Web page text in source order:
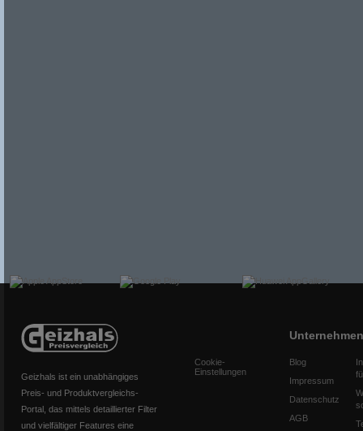
Geizhals ist ein unabhängiges
Preis- und Produktvergleichs-
Portal, das mittels detaillierter Filter
und vielfältiger Features eine
Cookie-
Einstellungen
Unternehmen
Blog
Impressum
Datenschutz
AGB